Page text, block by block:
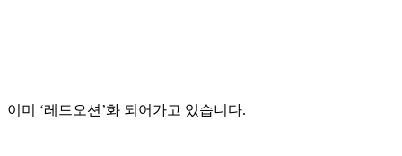
이미 ‘레드오션’화 되어가고 있습니다.